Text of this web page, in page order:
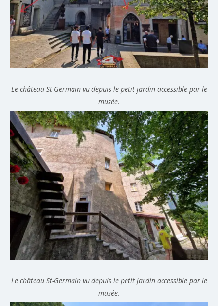
Le château St-Germain vu depuis le petit jardin accessible par le
musée.
Le château St-Germain vu depuis le petit jardin accessible par le
musée.